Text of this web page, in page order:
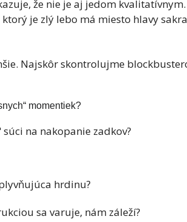
že nie je aj jedom
je zlý lebo má miesto hlavy
Najskôr skontrolujme
momentiek?
na nakopanie zadkov?
hrdinu?
sa varuje, nám záleží?